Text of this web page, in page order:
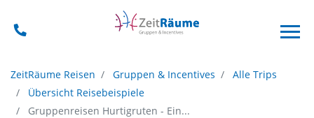
ZeitRäume Reisen Gruppen & Incentives
Alle Trips
Übersicht Reisebeispiele
Gruppenreisen Hurtigruten - Ein...